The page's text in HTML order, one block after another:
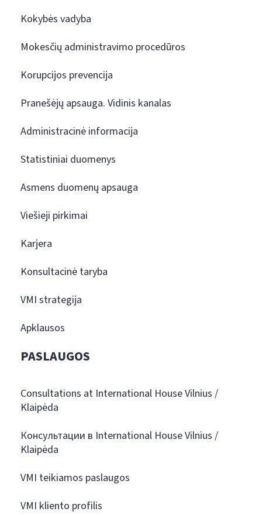
Kokybės vadyba
Mokesčių administravimo procedūros
Korupcijos prevencija
Pranešėjų apsauga. Vidinis kanalas
Administracinė informacija
Statistiniai duomenys
Asmens duomenų apsauga
Viešieji pirkimai
Karjera
Konsultacinė taryba
VMI strategija
Apklausos
PASLAUGOS
Consultations at International House Vilnius /
Klaipėda
Консультации в International House Vilnius /
Klaipėda
VMI teikiamos paslaugos
VMI kliento profilis